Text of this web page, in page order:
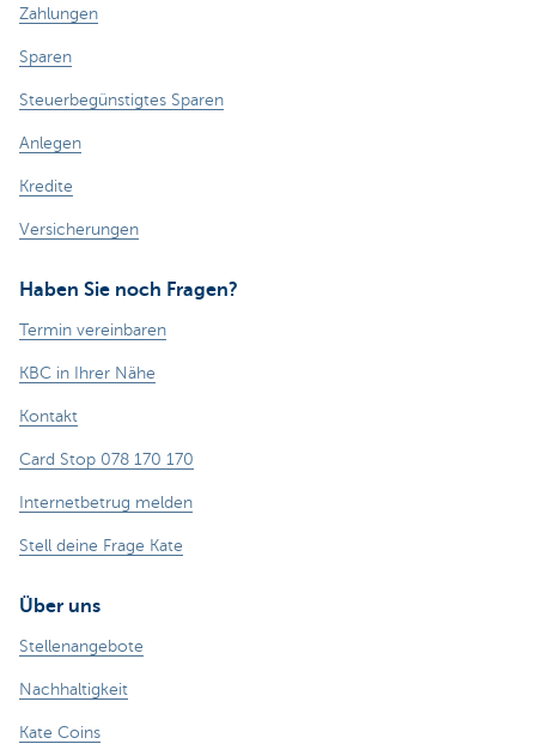
Zahlungen
Sparen
Steuerbegünstigtes Sparen
Anlegen
Kredite
Versicherungen
Haben Sie noch Fragen?
Termin vereinbaren
KBC in Ihrer Nähe
Kontakt
Card Stop 078 170 170
Internetbetrug melden
Stell deine Frage Kate
Über uns
Stellenangebote
Nachhaltigkeit
Kate Coins